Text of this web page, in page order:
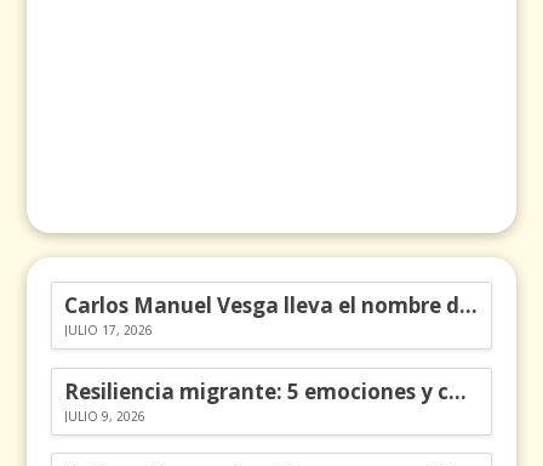
Carlos Manuel Vesga lleva el nombre de Colombia a los Emmy
JULIO 17, 2026
Resiliencia migrante: 5 emociones y cómo gestionarlas
JULIO 9, 2026